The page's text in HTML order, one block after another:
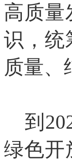
高质量
识，统
质量、
到
绿色开